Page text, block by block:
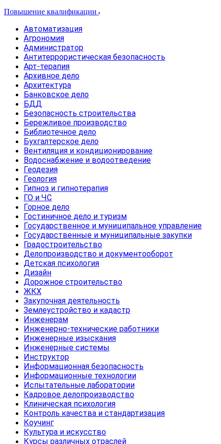
Повышение квалификации
Автоматизация
Агрономия
Администратор
Антитеррористическая безопасность
Арт-терапия
Архивное дело
Архитектура
Банковское дело
БДД
Безопасность строительства
Бережливое производство
Библиотечное дело
Бухгалтерское дело
Вентиляция и кондиционирование
Водоснабжение и водоотведение
Геодезия
Геология
Гипноз и гипнотерапия
ГО и ЧС
Горное дело
Гостиничное дело и туризм
Государственное и муниципальное управление
Государственные и муниципальные закупки
Градостроительство
Делопроизводство и документооборот
Детская психология
Дизайн
Дорожное строительство
ЖКХ
Закупочная деятельность
Землеустройство и кадастр
Инженерам
Инженерно-технические работники
Инженерные изыскания
Инженерные системы
Инструктор
Информационная безопасность
Информационные технологии
Испытательные лаборатории
Кадровое делопроизводство
Клиническая психология
Контроль качества и стандартизация
Коучинг
Культура и искусство
Курсы различных отраслей